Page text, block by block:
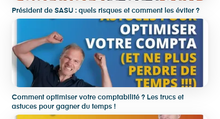
Président de SASU : quels risques et comment les éviter ?
Comment optimiser votre comptabilité ? Les trucs et
astuces pour gagner du temps !